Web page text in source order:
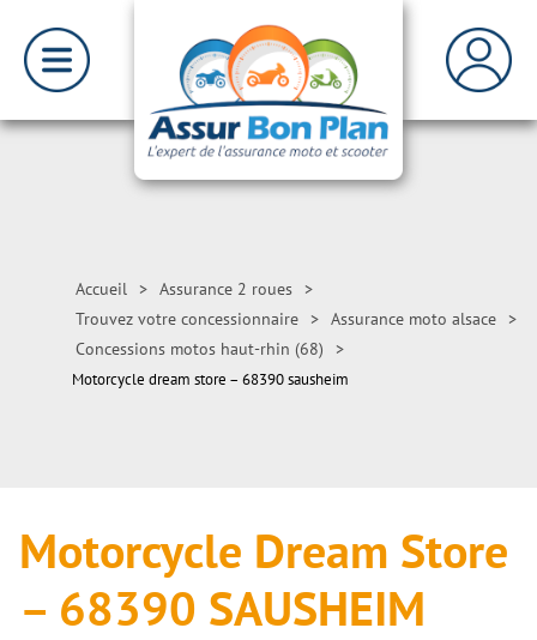
Accueil > Assurance 2 roues >
Trouvez votre concessionnaire > Assurance moto alsace >
Concessions motos haut-rhin (68)
>
Motorcycle dream store – 68390 sausheim
Motorcycle Dream Store
– 68390 SAUSHEIM